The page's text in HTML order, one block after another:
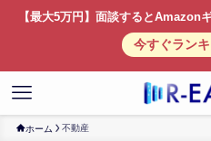
【最大5万円】面談するとAmazon
今すぐラン
ホーム 不動産